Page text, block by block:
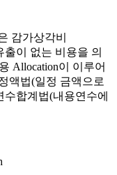
감가상각비
출이 없는 비용을 의
Allocation이 이루어
액법(일정 금액으로
합계법(내용연수에